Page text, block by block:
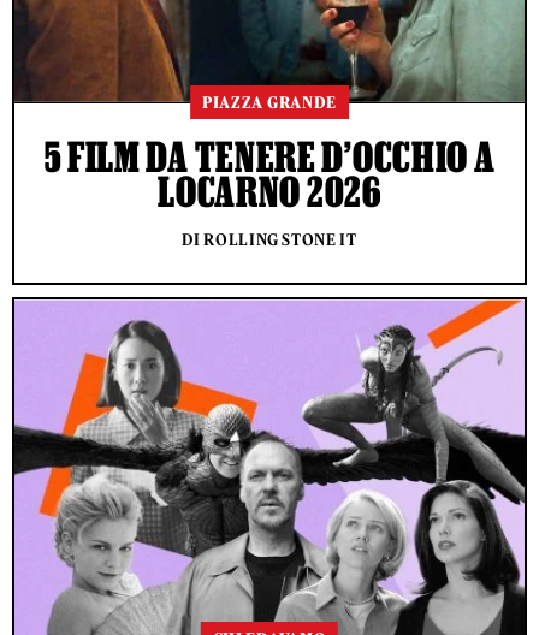
PIAZZA GRANDE
5 FILM DA TENERE D’OCCHIO A
LOCARNO 2026
DI ROLLING STONE IT